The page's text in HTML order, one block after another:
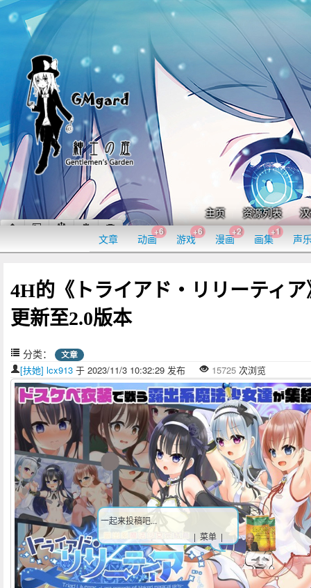
主页 资源列表
文章 动画
+6
游戏
+6
漫画
+2
画集
+1
声
4H的《トライアド・リリーティア
更新至2.0版本
分类： 文章
[扶她] lcx913 于 2023/11/3 10:32:29 发布 15725 次浏览
一起来投稿吧...
| 菜单 |